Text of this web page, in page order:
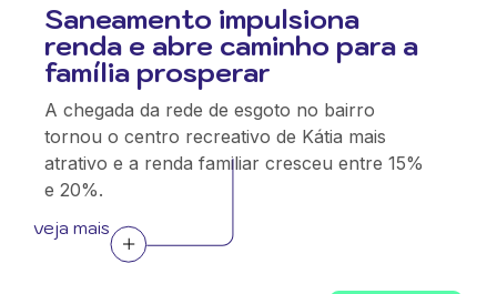
Saneamento impulsiona
renda e abre caminho para a
família prosperar
A chegada da rede de esgoto no bairro
tornou o centro recreativo de Kátia mais
atrativo e a renda familiar cresceu entre 15%
e 20%.
veja mais